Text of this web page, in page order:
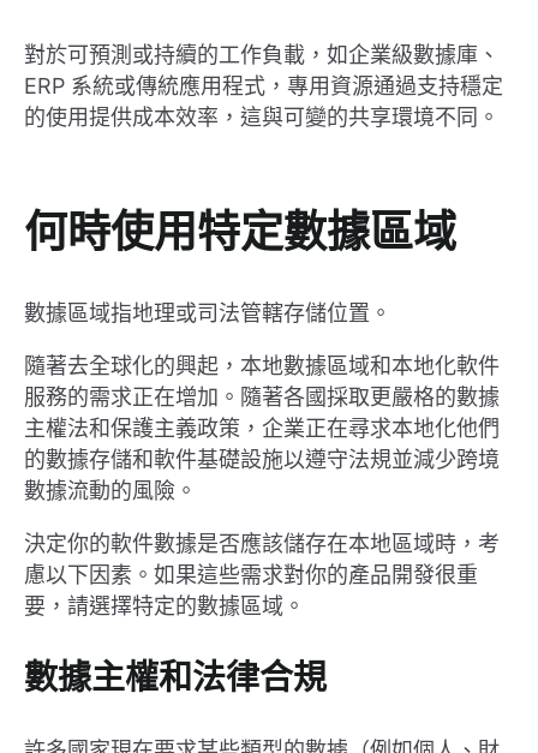
對於可預測或持續的工作負載，如企業級數據庫、
ERP 系統或傳統應用程式，專用資源通過支持穩定
的使用提供成本效率，這與可變的共享環境不同。
何時使用特定數據區域
數據區域指地理或司法管轄存儲位置。
隨著去全球化的興起，本地數據區域和本地化軟件
服務的需求正在增加。隨著各國採取更嚴格的數據
主權法和保護主義政策，企業正在尋求本地化他們
的數據存儲和軟件基礎設施以遵守法規並減少跨境
數據流動的風險。
決定你的軟件數據是否應該儲存在本地區域時，考
慮以下因素。如果這些需求對你的產品開發很重
要，請選擇特定的數據區域。
數據主權和法律合規